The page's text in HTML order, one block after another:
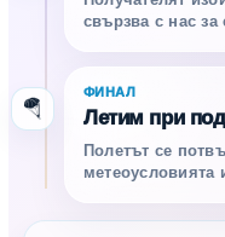
свързва с нас за
🪂
ФИНАЛ
Летим при
Полетът се
метеоусловията